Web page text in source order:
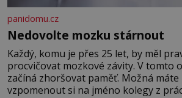
panidomu.cz
Nedovolte mozku stárnout
Každý, komu je přes 25 let, by měl
procvičovat mozkové závity. V tomto
začíná zhoršovat paměť. Možná
vzpomenout si na jméno kolegy z